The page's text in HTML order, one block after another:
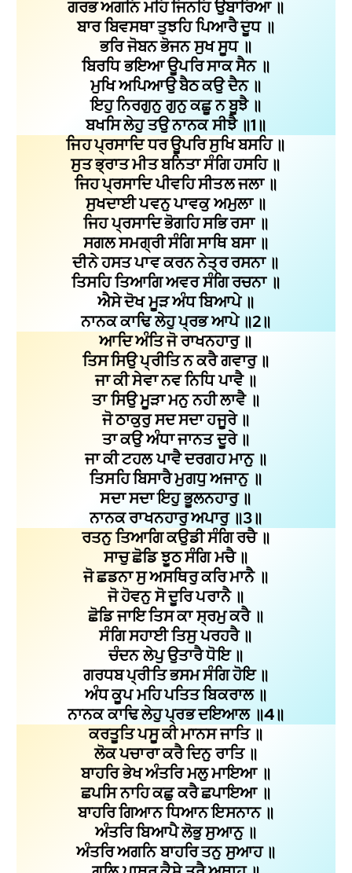
ਗਰਭ ਅਗਨਿ ਮਹਿ ਜਿਨਹਿ ਉਬਾਰਿਆ ॥
ਬਾਰ ਬਿਵਸਥਾ ਤੁਝਹਿ ਪਿਆਰੈ ਦੂਧ ॥
ਭਰਿ ਜੋਬਨ ਭੋਜਨ ਸੁਖ ਸੂਧ ॥
ਬਿਰਧਿ ਭਇਆ ਊਪਰਿ ਸਾਕ ਸੈਨ ॥
ਮੁਖਿ ਅਪਿਆਉ ਬੈਠ ਕਉ ਦੈਨ ॥
ਇਹੁ ਨਿਰਗੁਨੁ ਗੁਨੁ ਕਛੂ ਨ ਬੂਝੈ ॥
ਬਖਸਿ ਲੇਹੁ ਤਉ ਨਾਨਕ ਸੀਝੈ ॥1॥
ਜਿਹ ਪ੍ਰਸਾਦਿ ਧਰ ਊਪਰਿ ਸੁਖਿ ਬਸਹਿ ॥
ਸੁਤ ਭ੍ਰਾਤ ਮੀਤ ਬਨਿਤਾ ਸੰਗਿ ਹਸਹਿ ॥
ਜਿਹ ਪ੍ਰਸਾਦਿ ਪੀਵਹਿ ਸੀਤਲ ਜਲਾ ॥
ਸੁਖਦਾਈ ਪਵਨੁ ਪਾਵਕੁ ਅਮੁਲਾ ॥
ਜਿਹ ਪ੍ਰਸਾਦਿ ਭੋਗਹਿ ਸਭਿ ਰਸਾ ॥
ਸਗਲ ਸਮਗ੍ਰੀ ਸੰਗਿ ਸਾਥਿ ਬਸਾ ॥
ਦੀਨੇ ਹਸਤ ਪਾਵ ਕਰਨ ਨੇਤ੍ਰ ਰਸਨਾ ॥
ਤਿਸਹਿ ਤਿਆਗਿ ਅਵਰ ਸੰਗਿ ਰਚਨਾ ॥
ਐਸੇ ਦੋਖ ਮੂੜ ਅੰਧ ਬਿਆਪੇ ॥
ਨਾਨਕ ਕਾਢਿ ਲੇਹੁ ਪ੍ਰਭ ਆਪੇ ॥2॥
ਆਦਿ ਅੰਤਿ ਜੋ ਰਾਖਨਹਾਰੁ ॥
ਤਿਸ ਸਿਉ ਪ੍ਰੀਤਿ ਨ ਕਰੈ ਗਵਾਰੁ ॥
ਜਾ ਕੀ ਸੇਵਾ ਨਵ ਨਿਧਿ ਪਾਵੈ ॥
ਤਾ ਸਿਉ ਮੂੜਾ ਮਨੁ ਨਹੀ ਲਾਵੈ ॥
ਜੋ ਠਾਕੁਰੁ ਸਦ ਸਦਾ ਹਜੂਰੇ ॥
ਤਾ ਕਉ ਅੰਧਾ ਜਾਨਤ ਦੂਰੇ ॥
ਜਾ ਕੀ ਟਹਲ ਪਾਵੈ ਦਰਗਹ ਮਾਨੁ ॥
ਤਿਸਹਿ ਬਿਸਾਰੈ ਮੁਗਧੁ ਅਜਾਨੁ ॥
ਸਦਾ ਸਦਾ ਇਹੁ ਭੂਲਨਹਾਰੁ ॥
ਨਾਨਕ ਰਾਖਨਹਾਰੁ ਅਪਾਰੁ ॥3॥
ਰਤਨੁ ਤਿਆਗਿ ਕਉਡੀ ਸੰਗਿ ਰਚੈ ॥
ਸਾਚੁ ਛੋਡਿ ਝੂਠ ਸੰਗਿ ਮਚੈ ॥
ਜੋ ਛਡਨਾ ਸੁ ਅਸਥਿਰੁ ਕਰਿ ਮਾਨੈ ॥
ਜੋ ਹੋਵਨੁ ਸੋ ਦੂਰਿ ਪਰਾਨੈ ॥
ਛੋਡਿ ਜਾਇ ਤਿਸ ਕਾ ਸ੍ਰਮੁ ਕਰੈ ॥
ਸੰਗਿ ਸਹਾਈ ਤਿਸੁ ਪਰਹਰੈ ॥
ਚੰਦਨ ਲੇਪੁ ਉਤਾਰੈ ਧੋਇ ॥
ਗਰਧਬ ਪ੍ਰੀਤਿ ਭਸਮ ਸੰਗਿ ਹੋਇ ॥
ਅੰਧ ਕੂਪ ਮਹਿ ਪਤਿਤ ਬਿਕਰਾਲ ॥
ਨਾਨਕ ਕਾਢਿ ਲੇਹੁ ਪ੍ਰਭ ਦਇਆਲ ॥4॥
ਕਰਤੂਤਿ ਪਸੂ ਕੀ ਮਾਨਸ ਜਾਤਿ ॥
ਲੋਕ ਪਚਾਰਾ ਕਰੈ ਦਿਨੁ ਰਾਤਿ ॥
ਬਾਹਰਿ ਭੇਖ ਅੰਤਰਿ ਮਲੁ ਮਾਇਆ ॥
ਛਪਸਿ ਨਾਹਿ ਕਛੁ ਕਰੈ ਛਪਾਇਆ ॥
ਬਾਹਰਿ ਗਿਆਨ ਧਿਆਨ ਇਸਨਾਨ ॥
ਅੰਤਰਿ ਬਿਆਪੈ ਲੋਭੁ ਸੁਆਨੁ ॥
ਅੰਤਰਿ ਅਗਨਿ ਬਾਹਰਿ ਤਨੁ ਸੁਆਹ ॥